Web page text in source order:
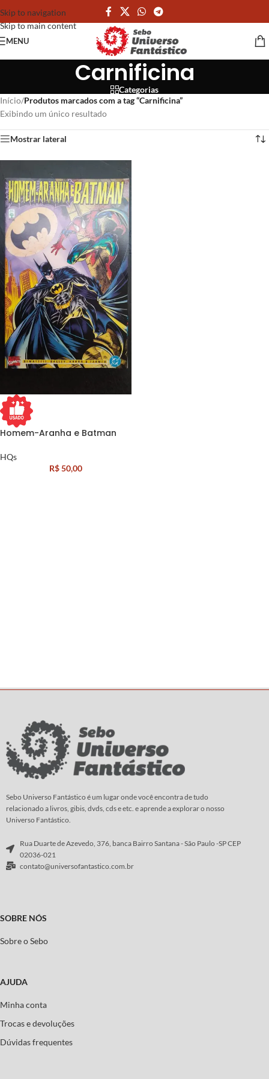
Skip to navigation
Skip to main content
MENU
Carnificina
Categorias
Início/Produtos marcados com a tag “Carnificina”
Exibindo um único resultado
Mostrar lateral
Homem-Aranha e Batman
HQs
R$50,00
Sebo Universo Fantástico é um lugar onde você encontra de tudo
relacionado a livros, gibis, dvds, cds e etc. e aprende a explorar o nosso
Universo Fantástico.
Rua Duarte de Azevedo, 376, banca Bairro Santana - São Paulo -SP CEP
02036-021
contato@universofantastico.com.br
SOBRE NÓS
Sobre o Sebo
AJUDA
Minha conta
Trocas e devoluções
Dúvidas frequentes